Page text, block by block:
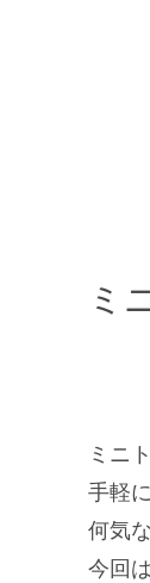
ミ
ミニ
手軽
何気
今回